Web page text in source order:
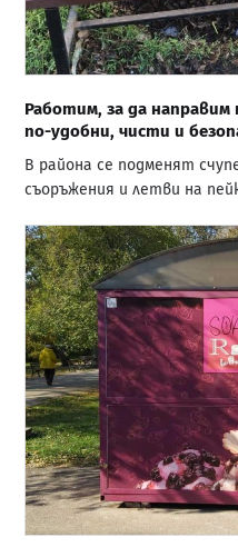
Работим, за да
по-удобни, чисти и
В района се подменят
съоръжения и летви на